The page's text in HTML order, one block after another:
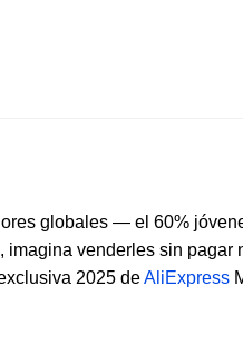
globales — el 60%
venderles sin pagar
2025 deAliExpress